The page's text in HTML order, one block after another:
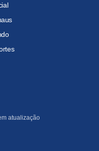
atualização